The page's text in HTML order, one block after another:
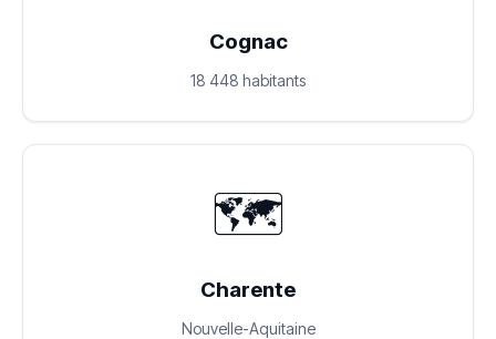
Cognac
18 448 habitants
🗺️
Charente
Nouvelle-Aquitaine